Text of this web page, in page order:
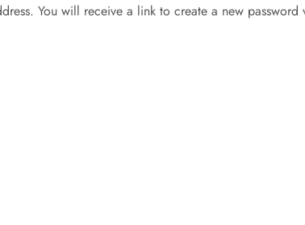
You will receive a link to create a new password